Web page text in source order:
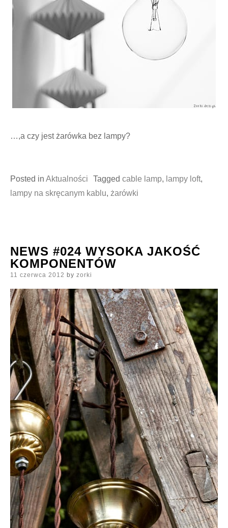
…,a czy jest żarówka bez lampy?
Posted in Aktualności Tagged cable lamp, lampy loft,
lampy na skręcanym kablu, żarówki
NEWS #024 WYSOKA JAKOŚĆ
KOMPONENTÓW
Posted
11 czerwca 2012 by zorki